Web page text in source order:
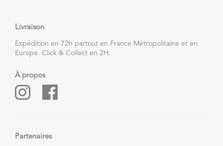
Livraison
Expédition en 72h partout en France Métropolitaine et en
Europe. Click & Collect en 2H.
À propos
Partenaires